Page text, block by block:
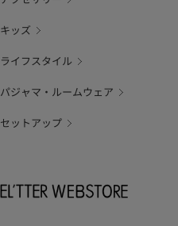
キッズ
ライフスタイル
パジャマ・ルームウェア
セットアップ